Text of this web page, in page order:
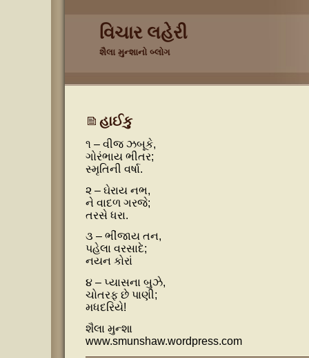
વિચાર લહેરી
શૈલા મુન્શાનો બ્લોગ
હાઈકુ
૧ – વીજ ઝબૂકે,
ગોરંભાય ભીતર;
સ્મૃતિની વર્ષા.
૨ – ઘેરાય નભ,
ને વાદળ ગરજે;
તરસે ધરા.
૩ – ભીંજાય તન,
પહેલા વરસાદે;
નયન કોરાં
૪ – પ્યાસના બુઝે,
ચોતરફ છે પાણી;
મધદરિયે!
શૈલા મુન્શા
www.smunshaw.wordpress.com